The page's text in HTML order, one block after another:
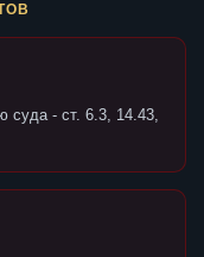
суда - ст. 6.3, 14.43,